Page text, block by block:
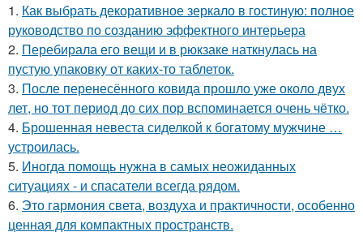
1. Как выбрать декоративное зеркало в гостиную: полное
руководство по созданию эффектного интерьера
2. Перебирала его вещи и в рюкзаке наткнулась на
пустую упаковку от каких-то таблеток.
3. После перенесённого ковида прошло уже около двух
лет, но тот период до сих пор вспоминается очень чётко.
4. Брошенная невеста сиделкой к богатому мужчине …
устроилась.
5. Иногда помощь нужна в самых неожиданных
ситуациях - и спасатели всегда рядом.
6. Это гармония света, воздуха и практичности, особенно
ценная для компактных пространств.